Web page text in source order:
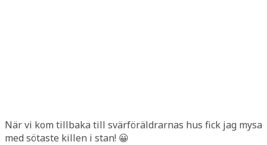
När vi kom tillbaka till svärföräldrarnas hus fick jag mysa
med sötaste killen i stan! 😀